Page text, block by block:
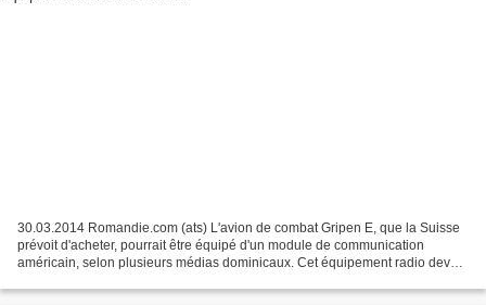
30.03.2014 Romandie.com (ats) L'avion de combat Gripen E, que la Suisse
prévoit d'acheter, pourrait être équipé d'un module de communication
américain, selon plusieurs médias dominicaux. Cet équipement radio devait